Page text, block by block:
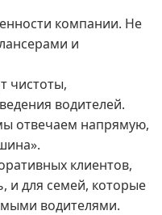
компании. Не
и
чистоты,
водителей.
отвечаем напрямую,
клиентов,
и для семей, которые
водителями.